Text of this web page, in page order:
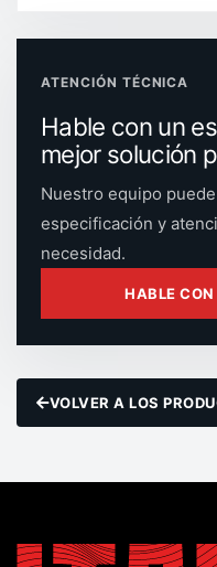
ATENCIÓN TÉCNICA
Hable con un
mejor solución
Nuestro equipo
especificación y
necesidad.
HABLE
VOLVER A LOS